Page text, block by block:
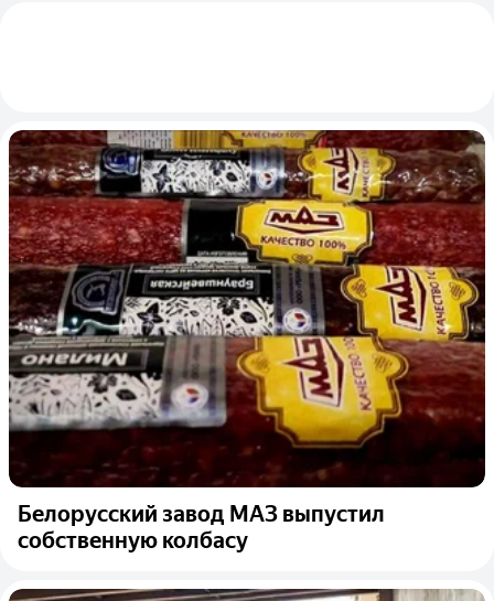
Белорусский завод МАЗ выпустил
собственную колбасу